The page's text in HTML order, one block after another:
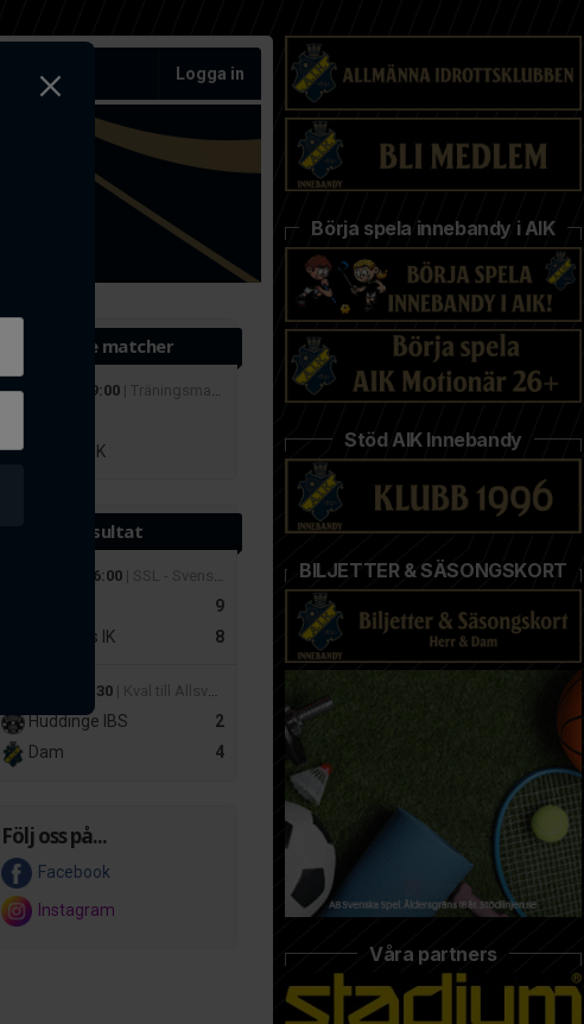
Logga in
Kommande matcher
Fre 14 aug 19:00 | Träningsmatcher
Skälby IBK
Senaste resultat
Lör 14 mar 16:00 | SSL - Svenska Superligan Herrar
9
8
Hovslätts IK
Ons 8 apr 19:30 | Kval till Allsvenskan Dam – Playoff 2
2
Huddinge IBS
4
Dam
Följ oss på...
Facebook
Instagram
Börja spela innebandy i AIK
Stöd AIK Innebandy
BILJETTER & SÄSONGSKORT
Våra partners